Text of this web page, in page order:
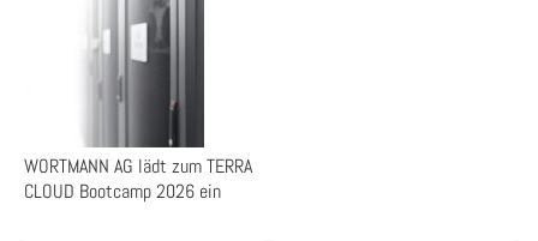
WORTMANN AG lädt zum TERRA
CLOUD Bootcamp 2026 ein